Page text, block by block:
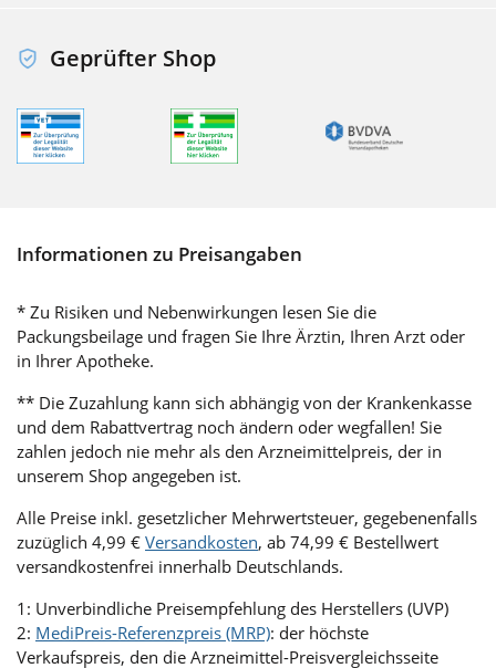
Geprüfter Shop
Informationen zu Preisangaben
* Zu Risiken und Nebenwirkungen lesen Sie die
Packungsbeilage und fragen Sie Ihre Ärztin, Ihren Arzt oder
in Ihrer Apotheke.
** Die Zuzahlung kann sich abhängig von der Krankenkasse
und dem Rabattvertrag noch ändern oder wegfallen! Sie
zahlen jedoch nie mehr als den Arzneimittelpreis, der in
unserem Shop angegeben ist.
Alle Preise inkl. gesetzlicher Mehrwertsteuer, gegebenenfalls
zuzüglich 4,99 € Versandkosten, ab 74,99 € Bestellwert
versandkostenfrei innerhalb Deutschlands.
1: Unverbindliche Preisempfehlung des Herstellers (UVP)
2: MediPreis-Referenzpreis (MRP): der höchste
Verkaufspreis, den die Arzneimittel-Preisvergleichsseite